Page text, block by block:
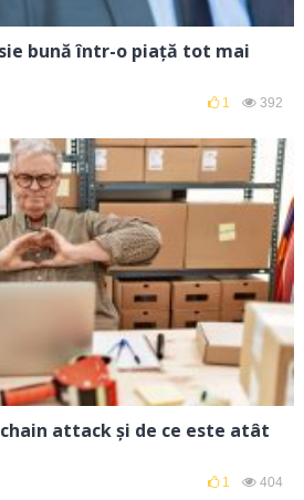
bună într-o piață tot mai
1 392
attack și de ce este atât
1 404